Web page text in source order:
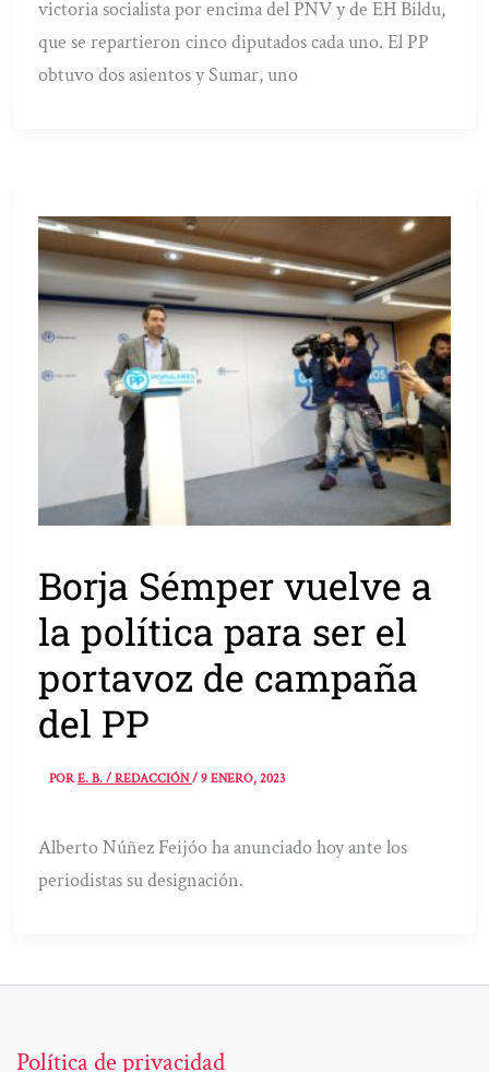
victoria socialista por encima del PNV y de EH Bildu,
que se repartieron cinco diputados cada uno. El PP
obtuvo dos asientos y Sumar, uno
Borja Sémper vuelve a
la política para ser el
portavoz de campaña
del PP
PORE. B. / REDACCIÓN/9 ENERO, 2023
Alberto Núñez Feijóo ha anunciado hoy ante los
periodistas su designación.
Política de privacidad